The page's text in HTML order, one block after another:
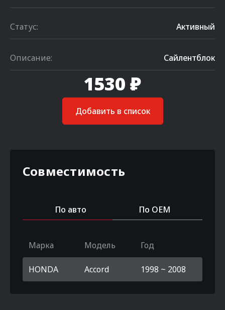
Статус: Активный
Описание: Сайлентблок
1530 ₽
Добавить в список
Совместимость
По авто По OEM
Марка Модель Год
HONDA Accord 1998 ~ 2008